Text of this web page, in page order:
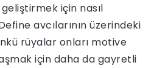
için nasıl
avcılarının üzerindeki
rüyalar onları motive
için daha da gayretli